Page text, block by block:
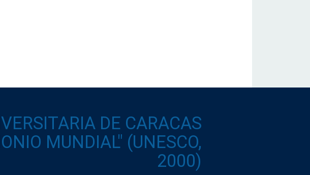
DE CARACAS
MUNDIAL" (UNESCO,
2000)